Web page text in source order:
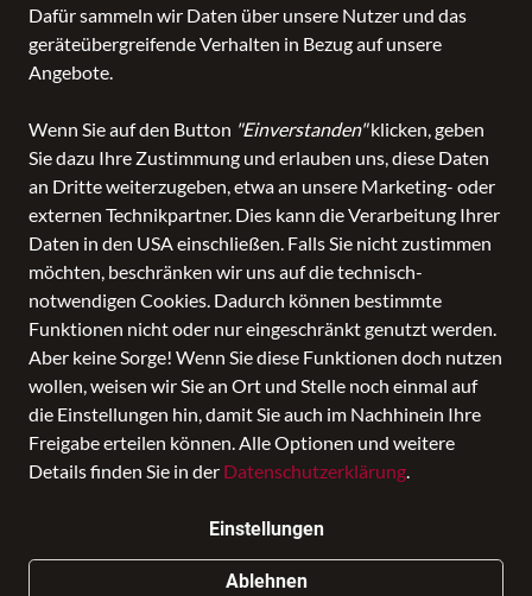
Dafür sammeln wir Daten über unsere Nutzer und das
geräteübergreifende Verhalten in Bezug auf unsere
Angebote.
Wenn Sie auf den Button "Einverstanden"klicken, geben
Sie dazu Ihre Zustimmung und erlauben uns, diese Daten
an Dritte weiterzugeben, etwa an unsere Marketing- oder
externen Technikpartner. Dies kann die Verarbeitung Ihrer
Daten in den USA einschließen. Falls Sie nicht zustimmen
möchten, beschränken wir uns auf die technisch-
notwendigen Cookies. Dadurch können bestimmte
Funktionen nicht oder nur eingeschränkt genutzt werden.
Aber keine Sorge! Wenn Sie diese Funktionen doch nutzen
wollen, weisen wir Sie an Ort und Stelle noch einmal auf
die Einstellungen hin, damit Sie auch im Nachhinein Ihre
Freigabe erteilen können. Alle Optionen und weitere
Details finden Sie in der Datenschutzerklärung.
Einstellungen
Ablehnen
Rucksack blau
Preis
169,90 € inkl. MwSt., VersandGRATIS
Nur noch weniger als 3 Artikel im Geschäft vorhanden.
Auf Lager - sofort versandfertig!